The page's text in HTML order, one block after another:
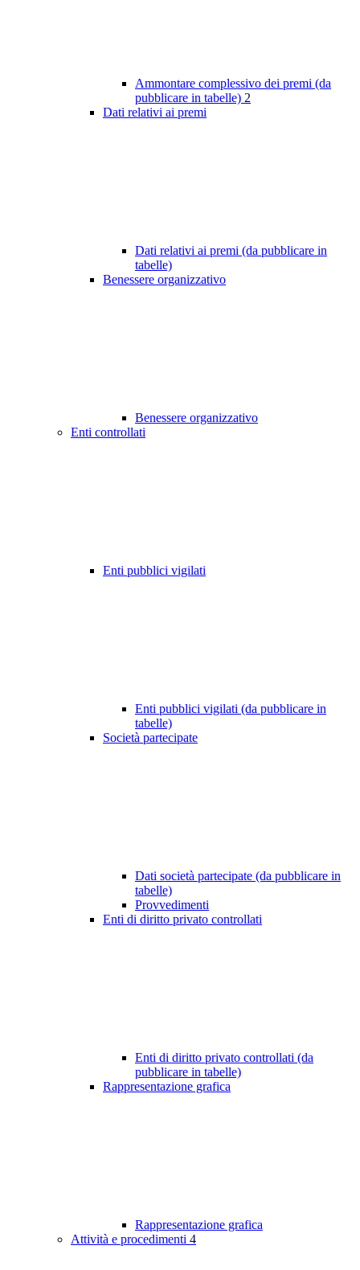
Ammontare complessivo dei premi (da
pubblicare in tabelle) 2
Dati relativi ai premi
Dati relativi ai premi (da pubblicare in
tabelle)
Benessere organizzativo
Benessere organizzativo
Enti controllati
Enti pubblici vigilati
Enti pubblici vigilati (da pubblicare in
tabelle)
Società partecipate
Dati società partecipate (da pubblicare in
tabelle)
Provvedimenti
Enti di diritto privato controllati
Enti di diritto privato controllati (da
pubblicare in tabelle)
Rappresentazione grafica
Rappresentazione grafica
Attività e procedimenti 4